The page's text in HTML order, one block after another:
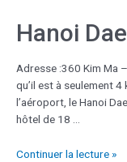
Hanoi
Adresse :360 Kim Ma
qu’il est à seulement
l’aéroport, le Hanoi
hôtel de 18 …
Continuer la lecture »